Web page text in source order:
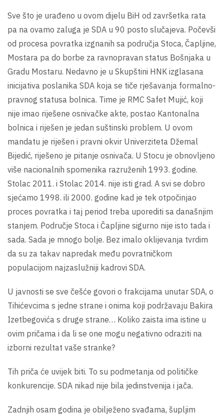
Sve što je urađeno u ovom dijelu BiH od završetka rata
pa na ovamo zaluga je SDA u 90 posto slučajeva. Počevši
od procesa povratka izgnanih sa područja Stoca, Čapljine,
Mostara pa do borbe za ravnopravan status Bošnjaka u
Gradu Mostaru. Nedavno je u Skupštini HNK izglasana
inicijativa poslanika SDA koja se tiče rješavanja formalno-
pravnog statusa bolnica. Time je RMC Safet Mujić, koji
nije imao riješene osnivačke akte, postao Kantonalna
bolnica i riješen je jedan suštinski problem. U ovom
mandatu je riješen i pravni okvir Univerziteta Džemal
Bijedić, riješeno je pitanje osnivača. U Stocu je obnovljeno
više nacionalnih spomenika razruženih 1993. godine.
Stolac 2011. i Stolac 2014. nije isti grad. A svi se dobro
sjećamo 1998. ili 2000. godine kad je tek otpočinjao
proces povratka i taj period treba uporediti sa današnjim
stanjem. Područje Stoca i Čapljine sigurno nije isto tada i
sada. Sada je mnogo bolje. Bez imalo oklijevanja tvrdim
da su za takav napredak među povratničkom
populacijom najzaslužniji kadrovi SDA.
U javnosti se sve češće govori o frakcijama unutar SDA, o
Tihićevcima s jedne strane i onima koji podržavaju Bakira
Izetbegovića s druge strane… Koliko zaista ima istine u
ovim pričama i da li se one mogu negativno odraziti na
izborni rezultat vaše stranke?
Tih priča će uvijek biti. To su podmetanja od političke
konkurencije. SDA nikad nije bila jedinstvenija i jača.
Zadnjih osam godina je obilježeno svađama, šupljim